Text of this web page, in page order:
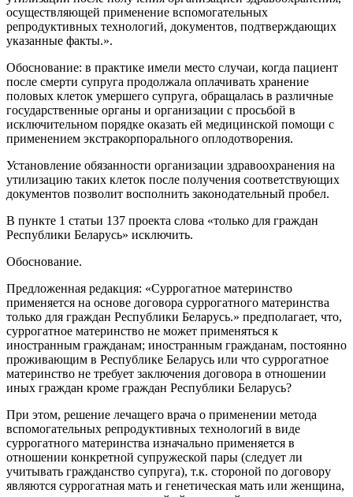
осуществляющей применение вспомогательных
репродуктивных технологий, документов, подтверждающих
указанные факты.».
Обоснование: в практике имели место случаи, когда пациент
после смерти супруга продолжала оплачивать хранение
половых клеток умершего супруга, обращалась в различные
государственные органы и организации с просьбой в
исключительном порядке оказать ей медицинской помощи с
применением экстракорпорального оплодотворения.
Установление обязанности организации здравоохранения на
утилизацию таких клеток после получения соответствующих
документов позволит восполнить законодательный пробел.
В пункте 1 статьи 137 проекта слова «только для граждан
Республики Беларусь» исключить.
Обоснование.
Предложенная редакция: «Суррогатное материнство
применяется на основе договора суррогатного материнства
только для граждан Республики Беларусь.» предполагает, что,
суррогатное материнство не может применяться к
иностранным гражданам; иностранным гражданам, постоянно
проживающим в Республике Беларусь или что суррогатное
материнство не требует заключения договора в отношении
иных граждан кроме граждан Республики Беларусь?
При этом, решение лечащего врача о применении метода
вспомогательных репродуктивных технологий в виде
суррогатного материнства изначально применяется в
отношении конкретной супружеской пары (следует ли
учитывать гражданство супруга), т.к. стороной по договору
являются суррогатная мать и генетическая мать или женщина,